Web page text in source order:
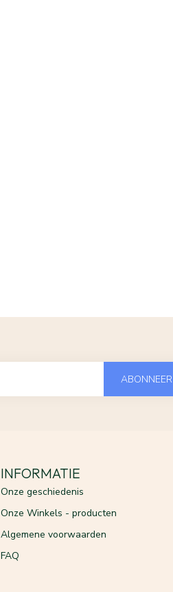
ABONNEER
INFORMATIE
Onze geschiedenis
Onze Winkels - producten
Algemene voorwaarden
FAQ